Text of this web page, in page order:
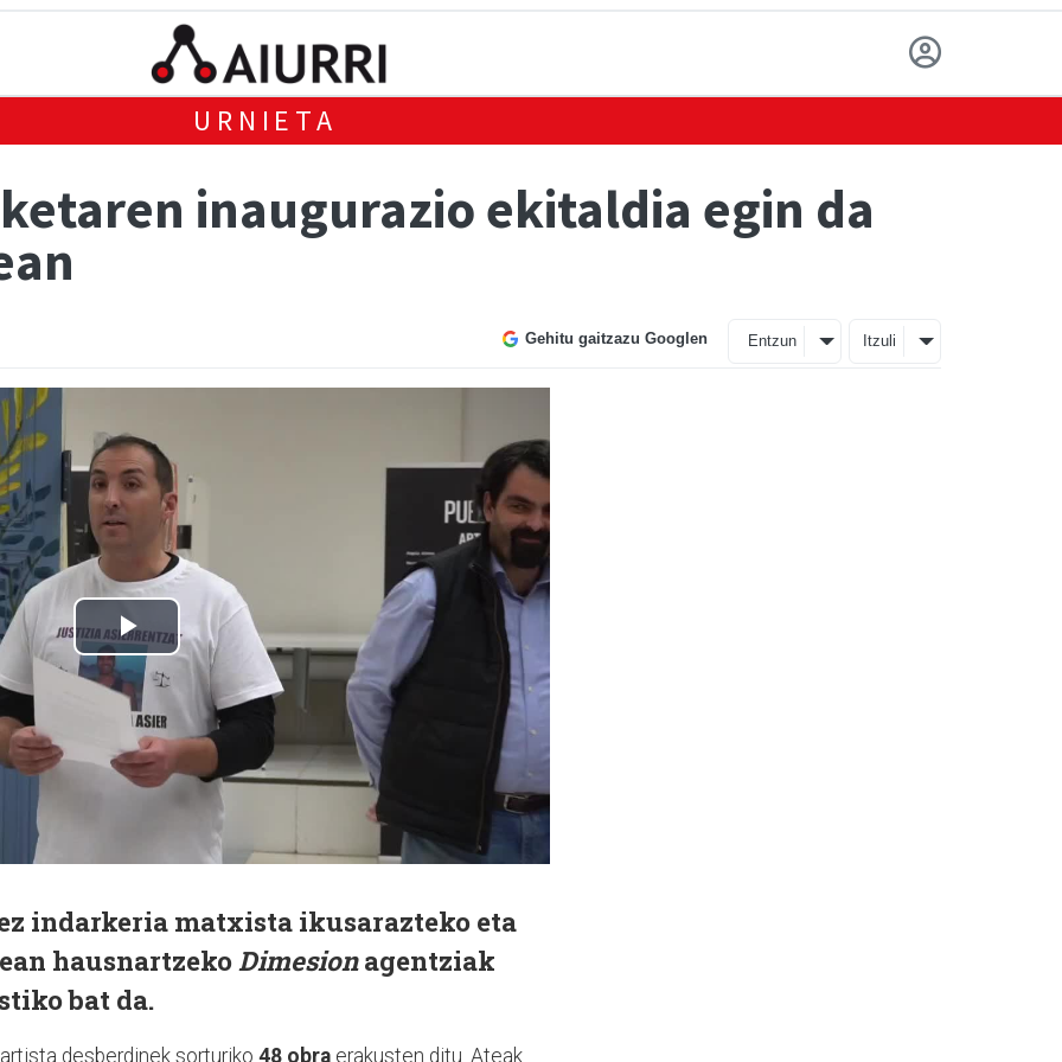
URNIETA
inaugurazio ekitaldia egin da
Gehitu gaitzazu Googlen Entzun Itzuli
indarkeria matxista ikusarazteko eta
hausnartzekoDimesionagentziak
bat da.
desberdinek sorturiko 48 obra erakusten ditu. Ateak